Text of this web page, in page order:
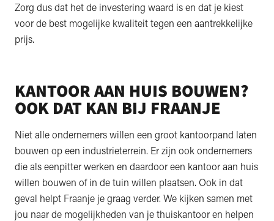
Zorg dus dat het de investering waard is en dat je kiest
voor de best mogelijke kwaliteit tegen een aantrekkelijke
prijs.
KANTOOR AAN HUIS BOUWEN?
OOK DAT KAN BIJ FRAANJE
Niet alle ondernemers willen een groot kantoorpand laten
bouwen op een industrieterrein. Er zijn ook ondernemers
die als eenpitter werken en daardoor een kantoor aan huis
willen bouwen of in de tuin willen plaatsen. Ook in dat
geval helpt Fraanje je graag verder. We kijken samen met
jou naar de mogelijkheden van je thuiskantoor en helpen